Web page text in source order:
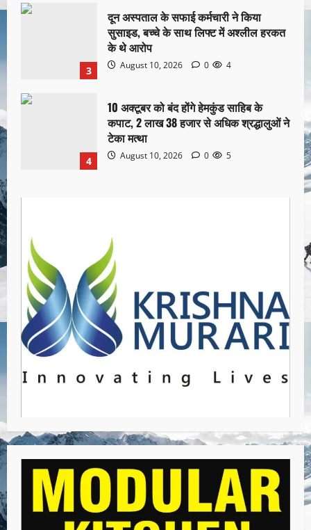
3
दून अस्पताल के सफाई कर्मचारी ने किया
सुसाइड, बच्चे के साथ लिफ्ट में अश्लील हरकत
के थे आरोप
August 10, 2026 0 4
4
10 अक्टूबर को बंद होंगे हेमकुंड साहिब के
कपाट, 2 लाख 38 हजार से अधिक श्रद्धालुओं ने
टेका मत्था
August 10, 2026 0 5